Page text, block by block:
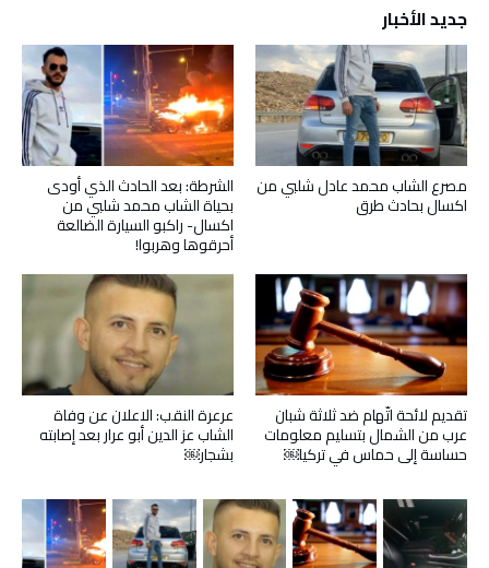
جديد الأخبار
الشرطة: بعد الحادث الذي أودى
بحياة الشاب محمد شلبي من
اكسال- راكبو السيارة الضالعة
أحرقوها وهربوا!
مصرع الشاب محمد عادل شلبي من
اكسال بحادث طرق
عرعرة النقب: الاعلان عن وفاة
الشاب عز الدين أبو عرار بعد إصابته
بشجار￼
تقديم لائحة اتّهام ضد ثلاثة شبان
عرب من الشمال بتسليم معلومات
حساسة إلى حماس في تركيا￼